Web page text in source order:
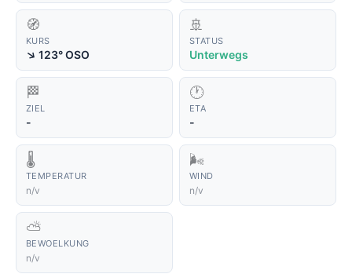
🧭
KURS
↑123° OSO
🚢
STATUS
Unterwegs
🏁
ZIEL
-
🕐
ETA
-
🌡️
TEMPERATUR
n/v
🌬️
WIND
n/v
⛅
BEWOELKUNG
n/v